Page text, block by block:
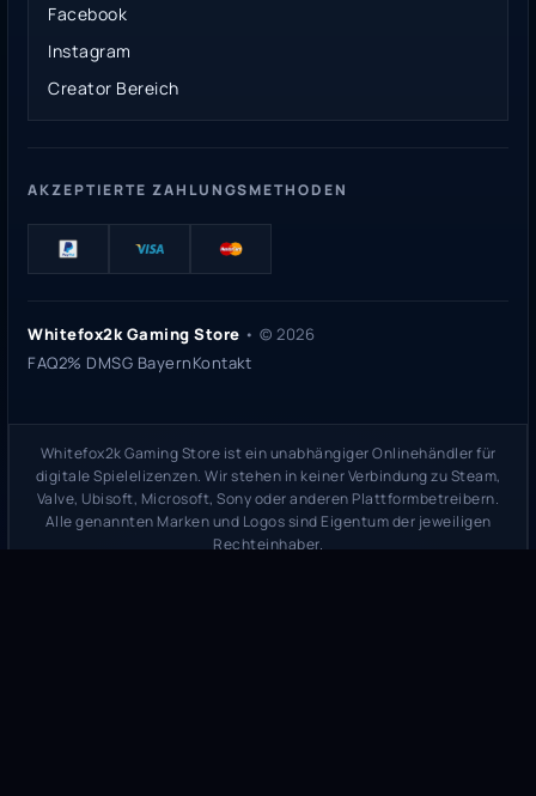
Facebook
Instagram
Creator Bereich
AKZEPTIERTE ZAHLUNGSMETHODEN
Whitefox2k Gaming Store • © 2026
FAQ2% DMSG BayernKontakt
Whitefox2k Gaming Store ist ein unabhängiger Onlinehändler für
digitale Spielelizenzen. Wir stehen in keiner Verbindung zu Steam,
Valve, Ubisoft, Microsoft, Sony oder anderen Plattformbetreibern.
Alle genannten Marken und Logos sind Eigentum der jeweiligen
Rechteinhaber.